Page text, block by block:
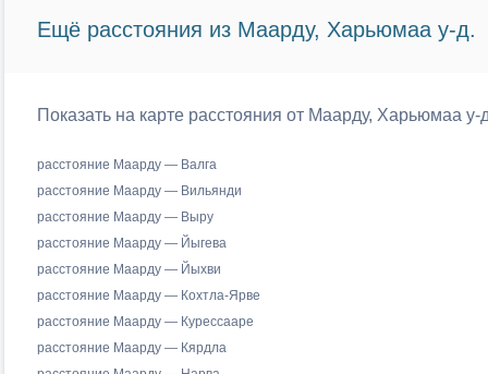
Ещё расстояния из Маарду, Харьюмаа у-д.
Показать на карте расстояния от Маарду, Харьюмаа
расстояние Маарду — Валга
расстояние Маарду — Вильянди
расстояние Маарду — Выру
расстояние Маарду — Йыгева
расстояние Маарду — Йыхви
расстояние Маарду — Кохтла-Ярве
расстояние Маарду — Курессааре
расстояние Маарду — Кярдла